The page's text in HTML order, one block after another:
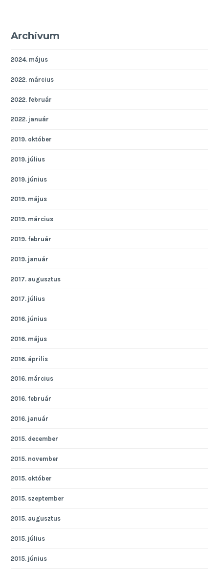
Archívum
2024. május
2022. március
2022. február
2022. január
2019. október
2019. július
2019. június
2019. május
2019. március
2019. február
2019. január
2017. augusztus
2017. július
2016. június
2016. május
2016. április
2016. március
2016. február
2016. január
2015. december
2015. november
2015. október
2015. szeptember
2015. augusztus
2015. július
2015. június